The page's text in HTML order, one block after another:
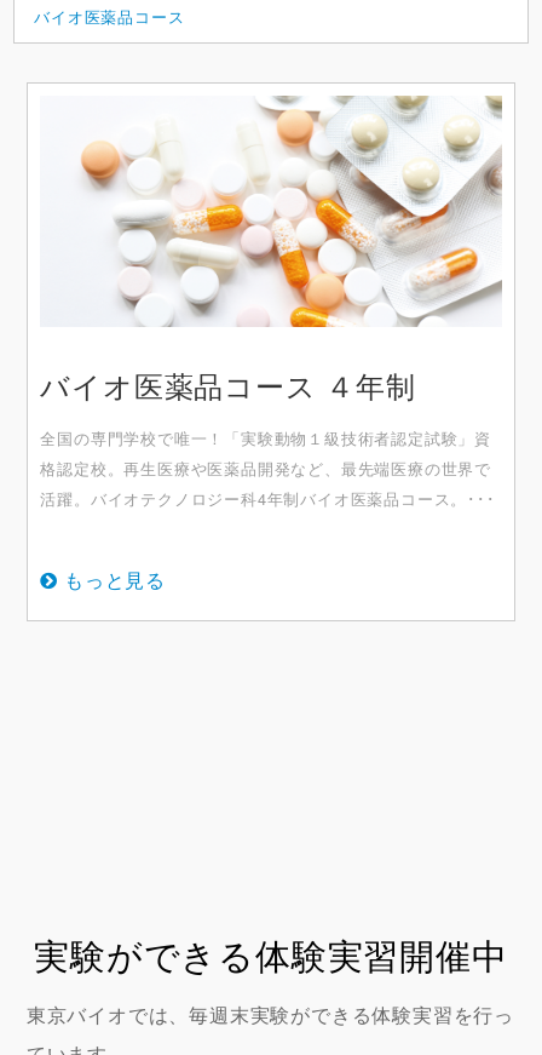
バイオ医薬品コース
バイオ医薬品コース ４年制
全国の専門学校で唯一！「実験動物１級技術者認定試験」資
格認定校。再生医療や医薬品開発など、最先端医療の世界で
活躍。バイオテクノロジー科4年制バイオ医薬品コース。･･･
もっと見る
実験ができる体験実習開催中
東京バイオでは、毎週末実験ができる体験実習を行っ